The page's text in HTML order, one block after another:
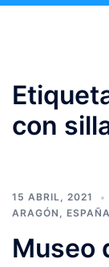
con
15 ABRIL, 2021
ARAGÓN , ESPAÑA
Museo